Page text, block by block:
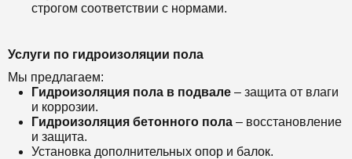
строгом соответствии с нормами.
Услуги по гидроизоляции пола
Мы предлагаем:
Гидроизоляция пола в подвале – защита от влаги
и коррозии.
Гидроизоляция бетонного пола – восстановление
и защита.
Установка дополнительных опор и балок.